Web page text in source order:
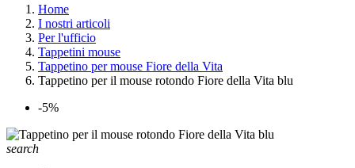
Home
I nostri articoli
Per l'ufficio
Tappetini mouse
Tappetino per mouse Fiore della Vita
Tappetino per il mouse rotondo Fiore della Vita blu
-5%
search